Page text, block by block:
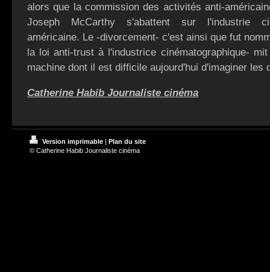
alors que la commission des activités anti-
Joseph McCarthy s'abattent sur l'industrie
américaine. Le -divorcement- c'est ainsi que fut
la loi anti-trust à l'industrice cinématographique-
machine dont il est difficile aujourd'hui d'imaginer les
Catherine Habib Journaliste cinéma
Version imprimable | Plan du site
© Catherine Habib Journaliste cinéma